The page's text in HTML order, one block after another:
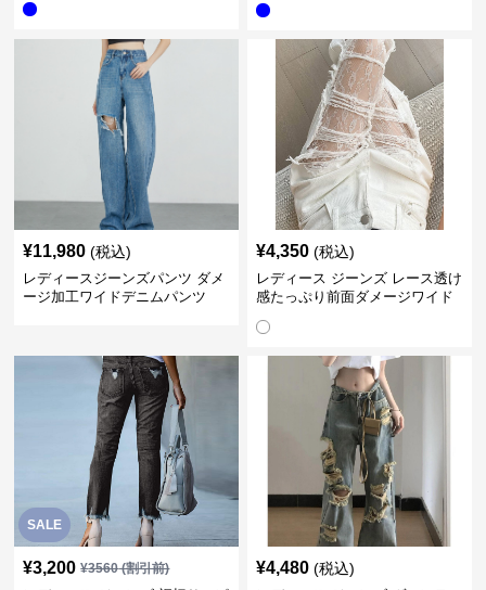
¥11,980 (税込)
レディースジーンズパンツ ダメ
ージ加工ワイドデニムパンツ
¥4,350 (税込)
レディース ジーンズ レース透け
感たっぷり前面ダメージワイド
SALE
¥3,200 ¥3560(割引前) ¥4,480 (税込)